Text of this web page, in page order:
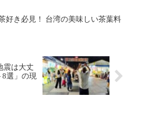
好き必見！ 台湾の美味しい茶葉料
震は大丈
8選」の現